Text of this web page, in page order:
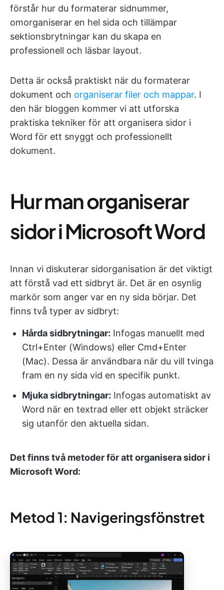
förstår hur du formaterar sidnummer,
omorganiserar en hel sida och tillämpar
sektionsbrytningar kan du skapa en
professionell och läsbar layout.
Detta är också praktiskt när du formaterar
dokument och organiserar filer och mappar. I
den här bloggen kommer vi att utforska
praktiska tekniker för att organisera sidor i
Word för ett snyggt och professionellt
dokument.
Hur man organiserar
sidor i Microsoft Word
Innan vi diskuterar sidorganisation är det viktigt
att förstå vad ett sidbryt är. Det är en osynlig
markör som anger var en ny sida börjar. Det
finns två typer av sidbryt:
Hårda sidbrytningar: Infogas manuellt med
Ctrl+Enter (Windows) eller Cmd+Enter
(Mac). Dessa är användbara när du vill tvinga
fram en ny sida vid en specifik punkt.
Mjuka sidbrytningar: Infogas automatiskt av
Word när en textrad eller ett objekt sträcker
sig utanför den aktuella sidan.
Det finns två metoder för att organisera sidor i
Microsoft Word:
Metod 1: Navigeringsfönstret